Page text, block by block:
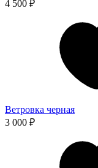
4 500 ₽
Ветровка черная
3 000 ₽